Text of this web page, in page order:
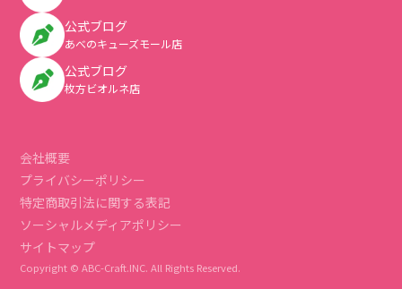
公式ブログ
あべのキューズモール店
公式ブログ
枚方ビオルネ店
Copyright © ABC-Craft.INC. All Rights Reserved.
会社概要
プライバシーポリシー
特定商取引法に関する表記
ソーシャルメディアポリシー
サイトマップ